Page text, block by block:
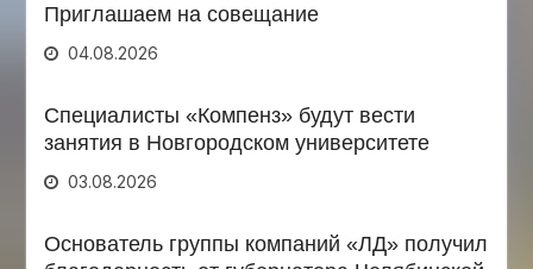
Приглашаем на совещание
04.08.2026
Специалисты «Компенз» будут вести
занятия в Новгородском университете
03.08.2026
Основатель группы компаний «ЛД» получил